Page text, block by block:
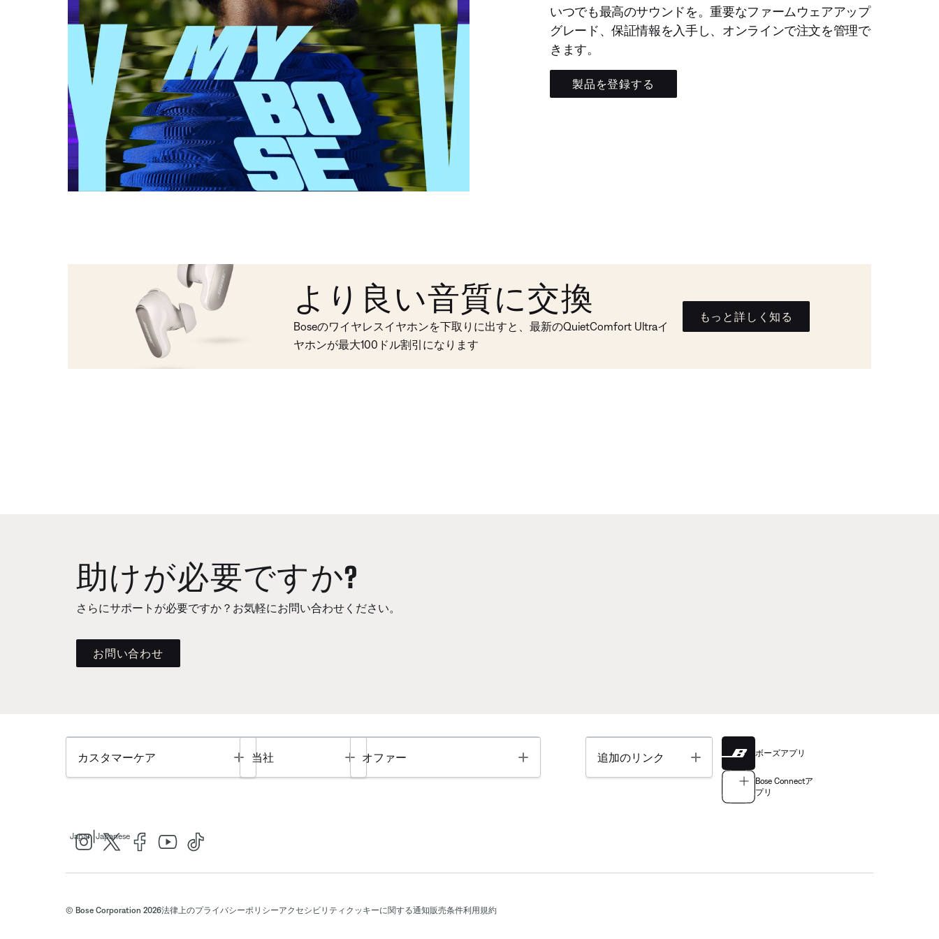
いつでも最高のサウンドを。重要なファームウェアアップ
グレード、保証情報を入手し、オンラインで注文を管理で
きます。
製品を登録する
より良い音質に交換
Boseのワイヤレスイヤホンを下取りに出すと、最新のQuietComfort Ultraイ
ヤホンが最大100ドル割引になります
もっと詳しく知る
助けが必要ですか?
さらにサポートが必要ですか？お気軽にお問い合わせください。
お問い合わせ
カスタマーケア Toggle
当社 Toggle
オファー Toggle 追加のリンク Toggle ボーズアプリ
Bose Connectア
プリ
Japan Japanese
© Bose Corporation 2026法律上のプライバシーポリシーアクセシビリティ クッキーに関する通知販売条件利用規約